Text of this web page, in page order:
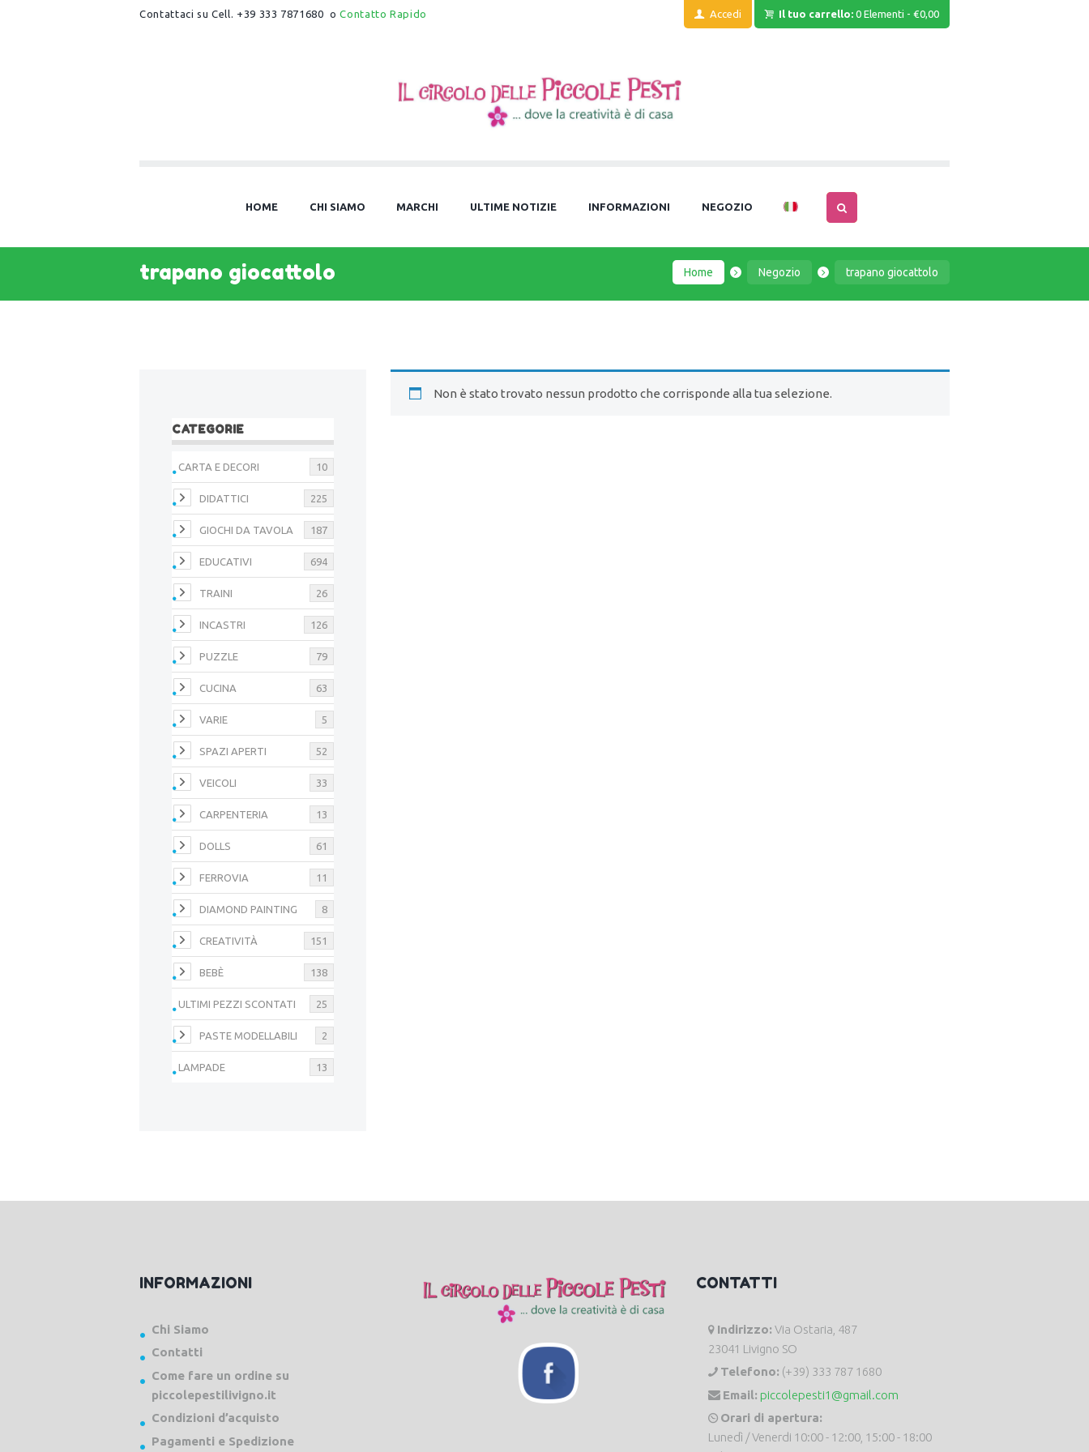
Contattaci su Cell. +39 333 7871680 oContatto Rapido Accedi Il tuo carrello: 0 Elementi -€0,00
HOME CHI SIAMO MARCHI ULTIME NOTIZIE INFORMAZIONI NEGOZIO
trapano giocattolo Home Negozio trapano giocattolo
Non è stato trovato nessun prodotto che corrisponde alla tua selezione.
CATEGORIE
CARTA E DECORI 10
DIDATTICI 225
GIOCHI DA TAVOLA 187
EDUCATIVI 694
TRAINI 26
INCASTRI 126
PUZZLE 79
CUCINA 63
VARIE 5
SPAZI APERTI 52
VEICOLI 33
CARPENTERIA 13
DOLLS 61
FERROVIA 11
DIAMOND PAINTING 8
CREATIVITÀ 151
BEBÈ 138
ULTIMI PEZZI SCONTATI 25
PASTE MODELLABILI 2
LAMPADE 13
INFORMAZIONI
Chi Siamo
Contatti
Come fare un ordine su
piccolepestilivigno.it
Condizioni d’acquisto
Pagamenti e Spedizione
CONTATTI
Indirizzo: Via Ostaria, 487
23041 Livigno SO
Telefono: (+39) 333 787 1680
Email: piccolepesti1@gmail.com
Orari di apertura:
Lunedì / Venerdi 10:00 - 12:00, 15:00 - 18:00